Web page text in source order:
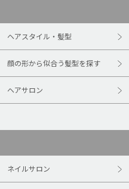
ヘアスタイル・髪型
顔の形から似合う髪型を探す
ヘアサロン
ネイルサロン